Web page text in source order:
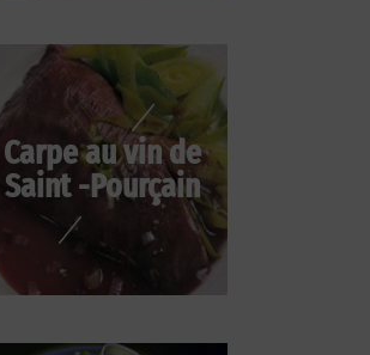
Carpe au vin de
Saint -Pourçain